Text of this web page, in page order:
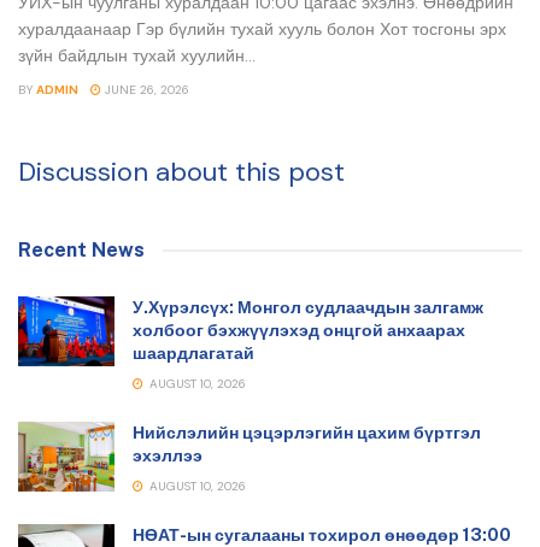
хуралдаанаар Гэр бүлийн тухай хууль болон Хот тосгоны эрх
зүйн байдлын тухай хуулийн...
BY ADMIN JUNE 26, 2026
Discussion about this post
Recent News
У.Хүрэлсүх: Монгол судлаачдын залгамж
холбоог бэхжүүлэхэд онцгой анхаарах
шаардлагатай
AUGUST 10, 2026
Нийслэлийн цэцэрлэгийн цахим бүртгэл
эхэллээ
AUGUST 10, 2026
НӨАТ-ын сугалааны тохирол өнөөдөр 13:00